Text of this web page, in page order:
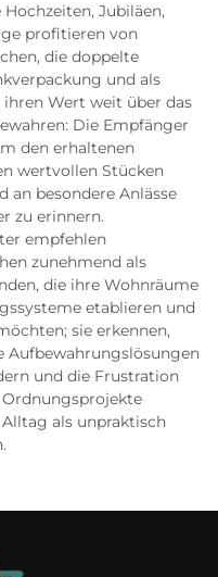
Jubiläen,
profitieren von
die doppelte
und als
Wert weit über das
Die Empfänger
den erhaltenen
wertvollen Stücken
an besondere Anlässe
zu erinnern.
empfehlen
zunehmend als
die ihre Wohnräume
etablieren und
sie erkennen,
Aufbewahrungslösungen
und die Frustration
als unpraktisch